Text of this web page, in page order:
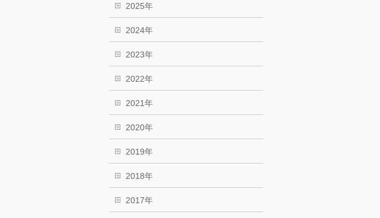
2025年
2024年
2023年
2022年
2021年
2020年
2019年
2018年
2017年